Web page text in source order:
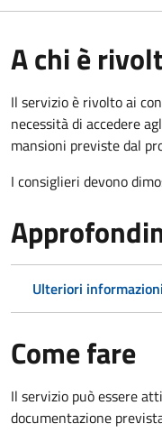
A chi è
Il servizio è rivolto ai
necessità di accedere
mansioni previste dal
I consiglieri devono
Ulteriori informazioni
Come fare
Il servizio può essere
documentazione